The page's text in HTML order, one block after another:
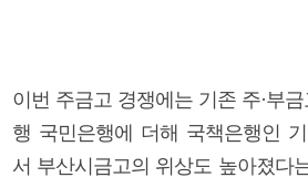
이번 주금고 경쟁에는 기존 주·부
행 국민은행에 더해 국책은행인
서 부산시금고의 위상도 높아졌다